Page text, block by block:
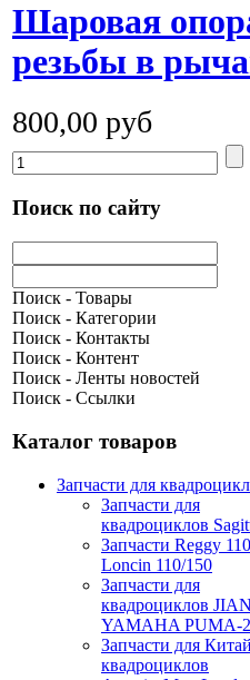
Шаровая
резьбы в
800,00 руб
Поиск по сайту
Поиск - Товары
Поиск - Категории
Поиск - Контакты
Поиск - Контент
Поиск - Ленты новостей
Поиск - Ссылки
Каталог товаров
Запчасти для
Запчасти для
квадроциклов
Запчасти Reggy
Loncin 110/150
Запчасти для
квадроциклов
YAMAHA PUMA-
Запчасти для
квадроциклов